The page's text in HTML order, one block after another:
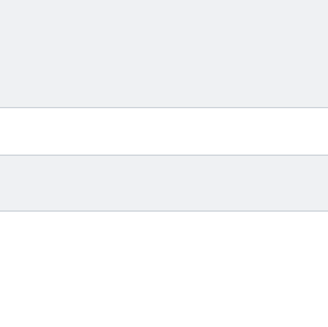
trên 5 sao.
5 sao.
5 sao.
Xấu